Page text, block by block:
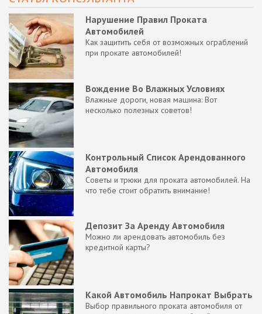
Нарушение Правил Проката
Автомобилей
Как защитить себя от возможных ограблений
при прокате автомобилей!
Вождение Во Влажных Условиях
Влажные дороги, новая машина: Вот
несколько полезных советов!
Контрольный Список Арендованного
Автомобиля
Советы и трюки для проката автомобилей. На
что тебе стоит обратить внимание!
Депозит За Аренду Автомобиля
Можно ли арендовать автомобиль без
кредитной карты?
Какой Автомобиль Напрокат Выбрать
Выбор правильного проката автомобиля от